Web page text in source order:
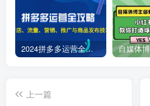
2024拼多多运营全攻略：开店、流量、营销、推广与商品发布技巧（无水印）
上一篇